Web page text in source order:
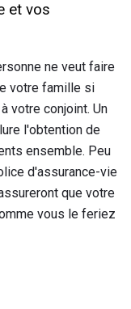
et vos
ne veut faire
votre famille si
votre conjoint. Un
l'obtention de
ensemble. Peu
d'assurance-vie
que votre
vous le feriez